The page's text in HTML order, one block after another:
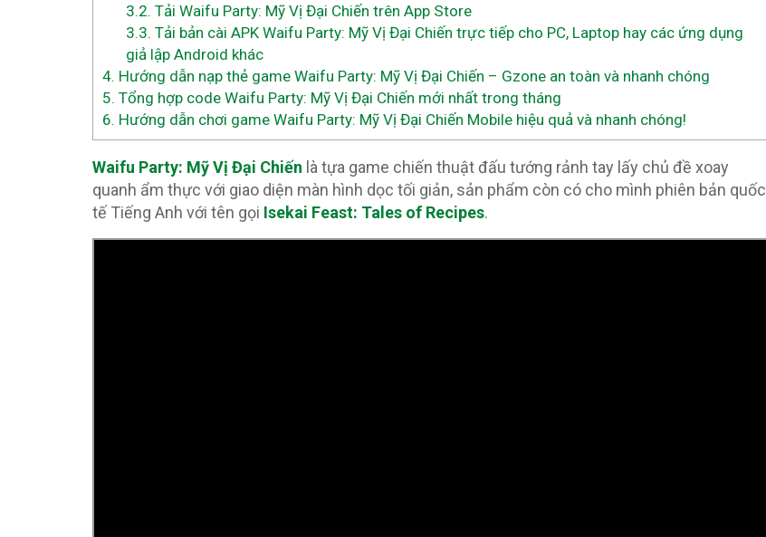
3.2. Tải Waifu Party: Mỹ Vị Đại Chiến trên App Store
3.3. Tải bản cài APK Waifu Party: Mỹ Vị Đại Chiến trực tiếp cho PC, Laptop hay các ứng dụng
giả lập Android khác
4. Hướng dẫn nạp thẻ game Waifu Party: Mỹ Vị Đại Chiến – Gzone an toàn và nhanh chóng
5. Tổng hợp code Waifu Party: Mỹ Vị Đại Chiến mới nhất trong tháng
6. Hướng dẫn chơi game Waifu Party: Mỹ Vị Đại Chiến Mobile hiệu quả và nhanh chóng!
Waifu Party: Mỹ Vị Đại Chiến là tựa game chiến thuật đấu tướng rảnh tay lấy chủ đề xoay
quanh ẩm thực với giao diện màn hình dọc tối giản, sản phẩm còn có cho mình phiên bản quốc
tế Tiếng Anh với tên gọi Isekai Feast: Tales of Recipes.